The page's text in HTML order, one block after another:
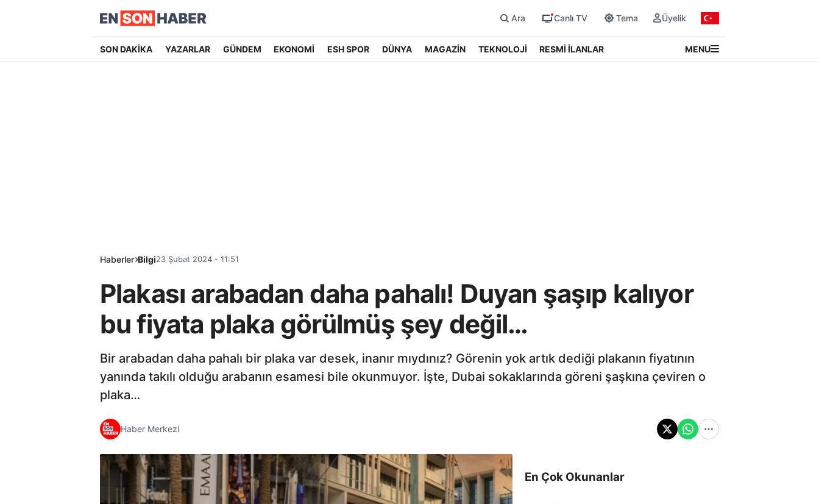
Ara Canlı TV Tema Üyelik
SON DAKİKA YAZARLAR GÜNDEM EKONOMİ ESH SPOR DÜNYA MAGAZİN TEKNOLOJİ RESMİ İLANLAR MENU
Haberler Bilgi23 Şubat 2024 - 11:51
Plakası arabadan daha pahalı! Duyan şaşıp kalıyor
bu fiyata plaka görülmüş şey değil…
Bir arabadan daha pahalı bir plaka var desek, inanır mıydınız? Görenin yok artık dediği plakanın fiyatının
yanında takılı olduğu arabanın esamesi bile okunmuyor. İşte, Dubai sokaklarında göreni şaşkına çeviren o
plaka…
Haber Merkezi
En Çok Okunanlar